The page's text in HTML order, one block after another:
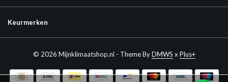
Keurmerken
© 2026 Mijnklimaatshop.nl - Theme ByDMWS x Plus+